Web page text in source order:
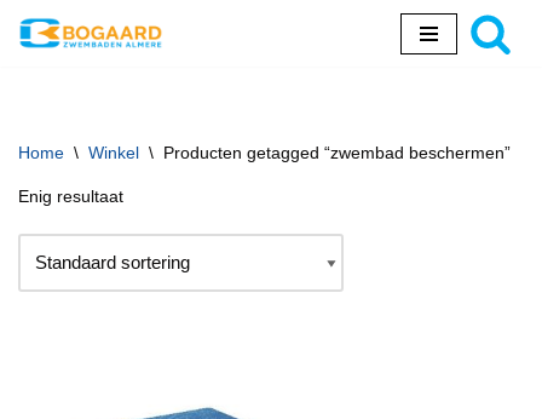
inhoud
Home \ Winkel \ Producten getagged “zwembad beschermen”
Enig resultaat